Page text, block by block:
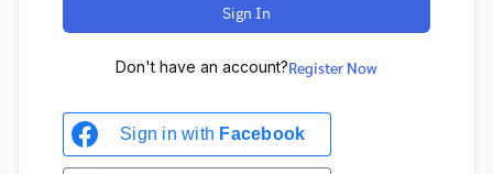
Sign In
Don't have an account?Register Now
Sign in with Facebook